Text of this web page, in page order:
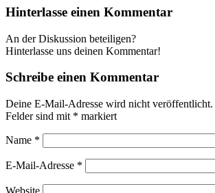
Hinterlasse einen Kommentar
An der Diskussion beteiligen?
Hinterlasse uns deinen Kommentar!
Schreibe einen Kommentar
Deine E-Mail-Adresse wird nicht veröffentlicht.
Felder sind mit * markiert
Name *
E-Mail-Adresse *